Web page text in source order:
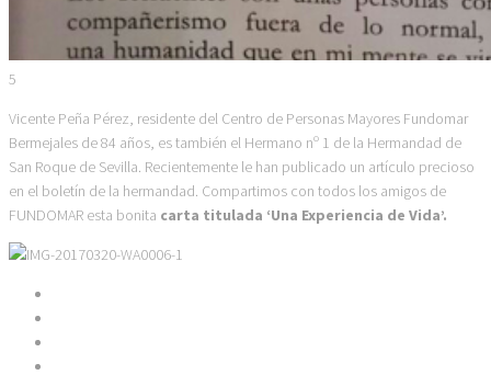
5
Vicente Peña Pérez, residente del Centro de Personas Mayores Fundomar
Bermejales de 84 años, es también el Hermano nº 1 de la Hermandad de
San Roque de Sevilla. Recientemente le han publicado un artículo precioso
en el boletín de la hermandad. Compartimos con todos los amigos de
FUNDOMAR esta bonita carta titulada ‘Una Experiencia de Vida’.